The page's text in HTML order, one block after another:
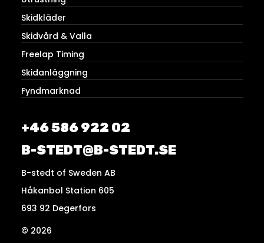
Skidkläder
Skidvård & Valla
Freelap Timing
Skidanläggning
Fyndmarknad
+46 586 922 02
B-STEDT@B-STEDT.SE
B-stedt of Sweden AB
Håkanbol Station 605
693 92 Degerfors
© 2026